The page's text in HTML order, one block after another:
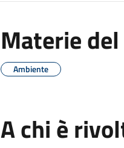
Materie
Ambiente
A chi è